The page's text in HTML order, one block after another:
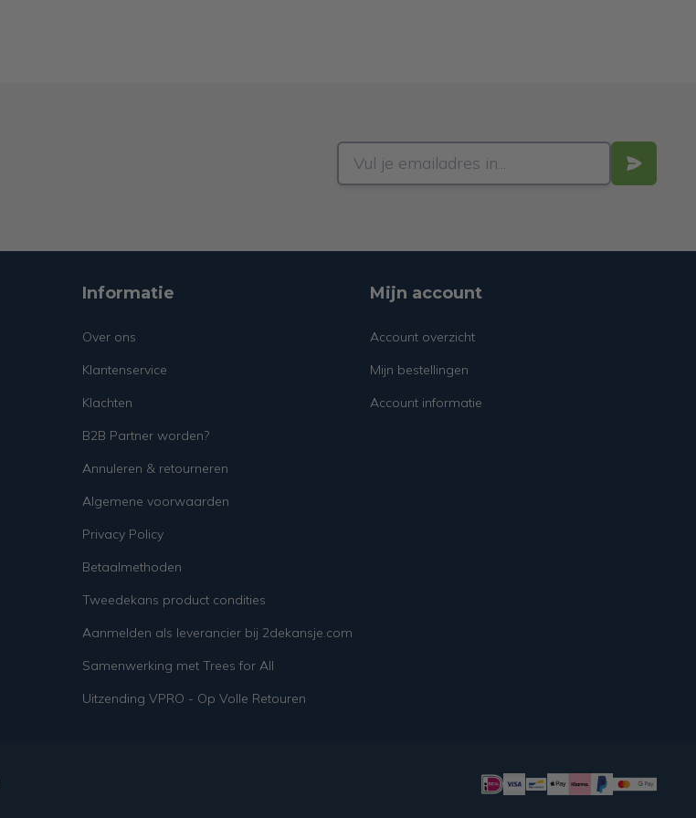
Informatie
Over ons
Klantenservice
Klachten
B2B Partner worden?
Annuleren & retourneren
Algemene voorwaarden
Privacy Policy
Betaalmethoden
Tweedekans product condities
Aanmelden als leverancier bij 2dekansje.com
Samenwerking met Trees for All
Uitzending VPRO - Op Volle Retouren
Mijn account
Account overzicht
Mijn bestellingen
Account informatie